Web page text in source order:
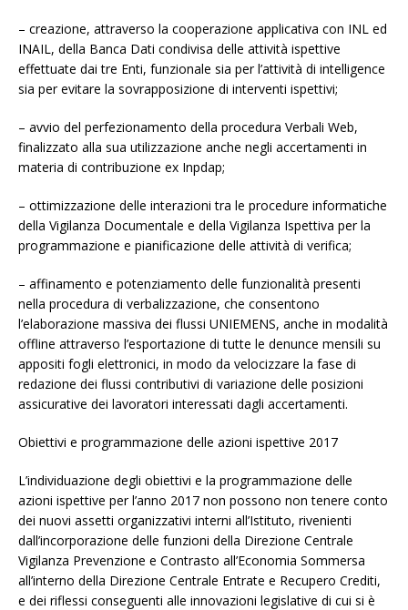
– creazione, attraverso la cooperazione applicativa con INL ed
INAIL, della Banca Dati condivisa delle attività ispettive
effettuate dai tre Enti, funzionale sia per l’attività di intelligence
sia per evitare la sovrapposizione di interventi ispettivi;
– avvio del perfezionamento della procedura Verbali Web,
finalizzato alla sua utilizzazione anche negli accertamenti in
materia di contribuzione ex Inpdap;
– ottimizzazione delle interazioni tra le procedure informatiche
della Vigilanza Documentale e della Vigilanza Ispettiva per la
programmazione e pianificazione delle attività di verifica;
– affinamento e potenziamento delle funzionalità presenti
nella procedura di verbalizzazione, che consentono
l’elaborazione massiva dei flussi UNIEMENS, anche in modalità
offline attraverso l’esportazione di tutte le denunce mensili su
appositi fogli elettronici, in modo da velocizzare la fase di
redazione dei flussi contributivi di variazione delle posizioni
assicurative dei lavoratori interessati dagli accertamenti.
Obiettivi e programmazione delle azioni ispettive 2017
L’individuazione degli obiettivi e la programmazione delle
azioni ispettive per l’anno 2017 non possono non tenere conto
dei nuovi assetti organizzativi interni all’Istituto, rivenienti
dall’incorporazione delle funzioni della Direzione Centrale
Vigilanza Prevenzione e Contrasto all’Economia Sommersa
all’interno della Direzione Centrale Entrate e Recupero Crediti,
e dei riflessi conseguenti alle innovazioni legislative di cui si è